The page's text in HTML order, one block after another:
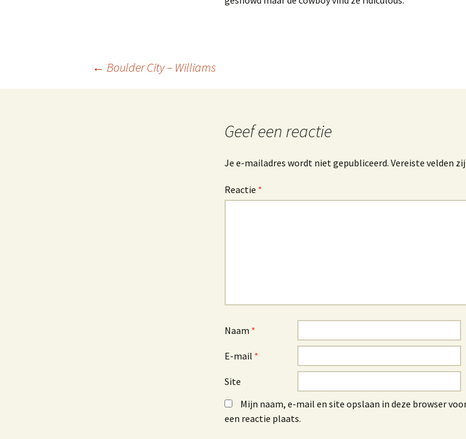
Berichtnavigatie
← Boulder City – Williams
Geef een reactie
Je e-mailadres wordt niet gepubliceerd. Vereiste velden
Reactie *
Naam *
E-mail *
Site
Mijn naam, e-mail en site opslaan in deze browser
een reactie plaats.